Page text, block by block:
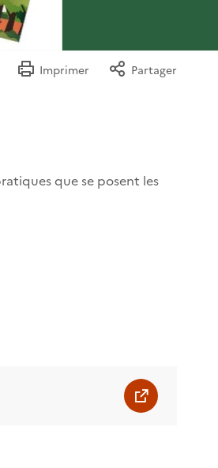
Imprimer Partager
que se posent les